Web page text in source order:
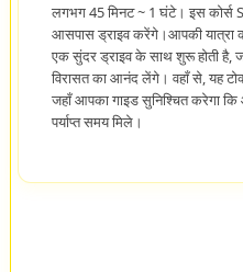
लगभग 45 मिनट ~ 1 घंटे। इस कोर्स
आसपास ड्राइव करेंगे।आपकी
एक सुंदर ड्राइव के साथ शुरू होती है,
विरासत का आनंद लेंगे। वहाँ से, यह
जहाँ आपका गाइड सुनिश्चित करेगा
पर्याप्त समय मिले।